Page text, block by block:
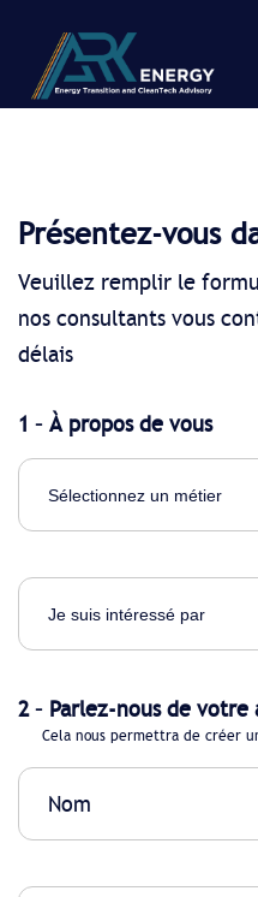
Présentez-vous
Veuillez remplir le
nos consultants vous
délais
1 – À propos de vous
2 – Parlez-nous de
Cela nous permettra de créer